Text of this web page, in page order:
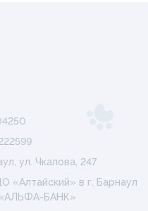
ул. Чкалова, 247
«Алтайский» в г. Барнаул
БАНК»